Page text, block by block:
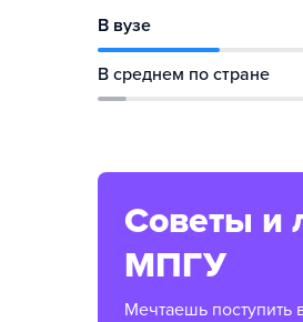
В вузе
В среднем по стране
Советы и
МПГУ
Мечтаешь поступить